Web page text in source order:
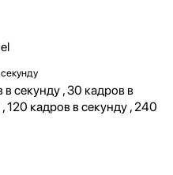
в секунду , 30 кадров в
120 кадров в секунду , 240